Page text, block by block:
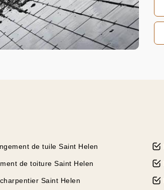
de tuile Saint Helen
de toiture Saint Helen
Saint Helen